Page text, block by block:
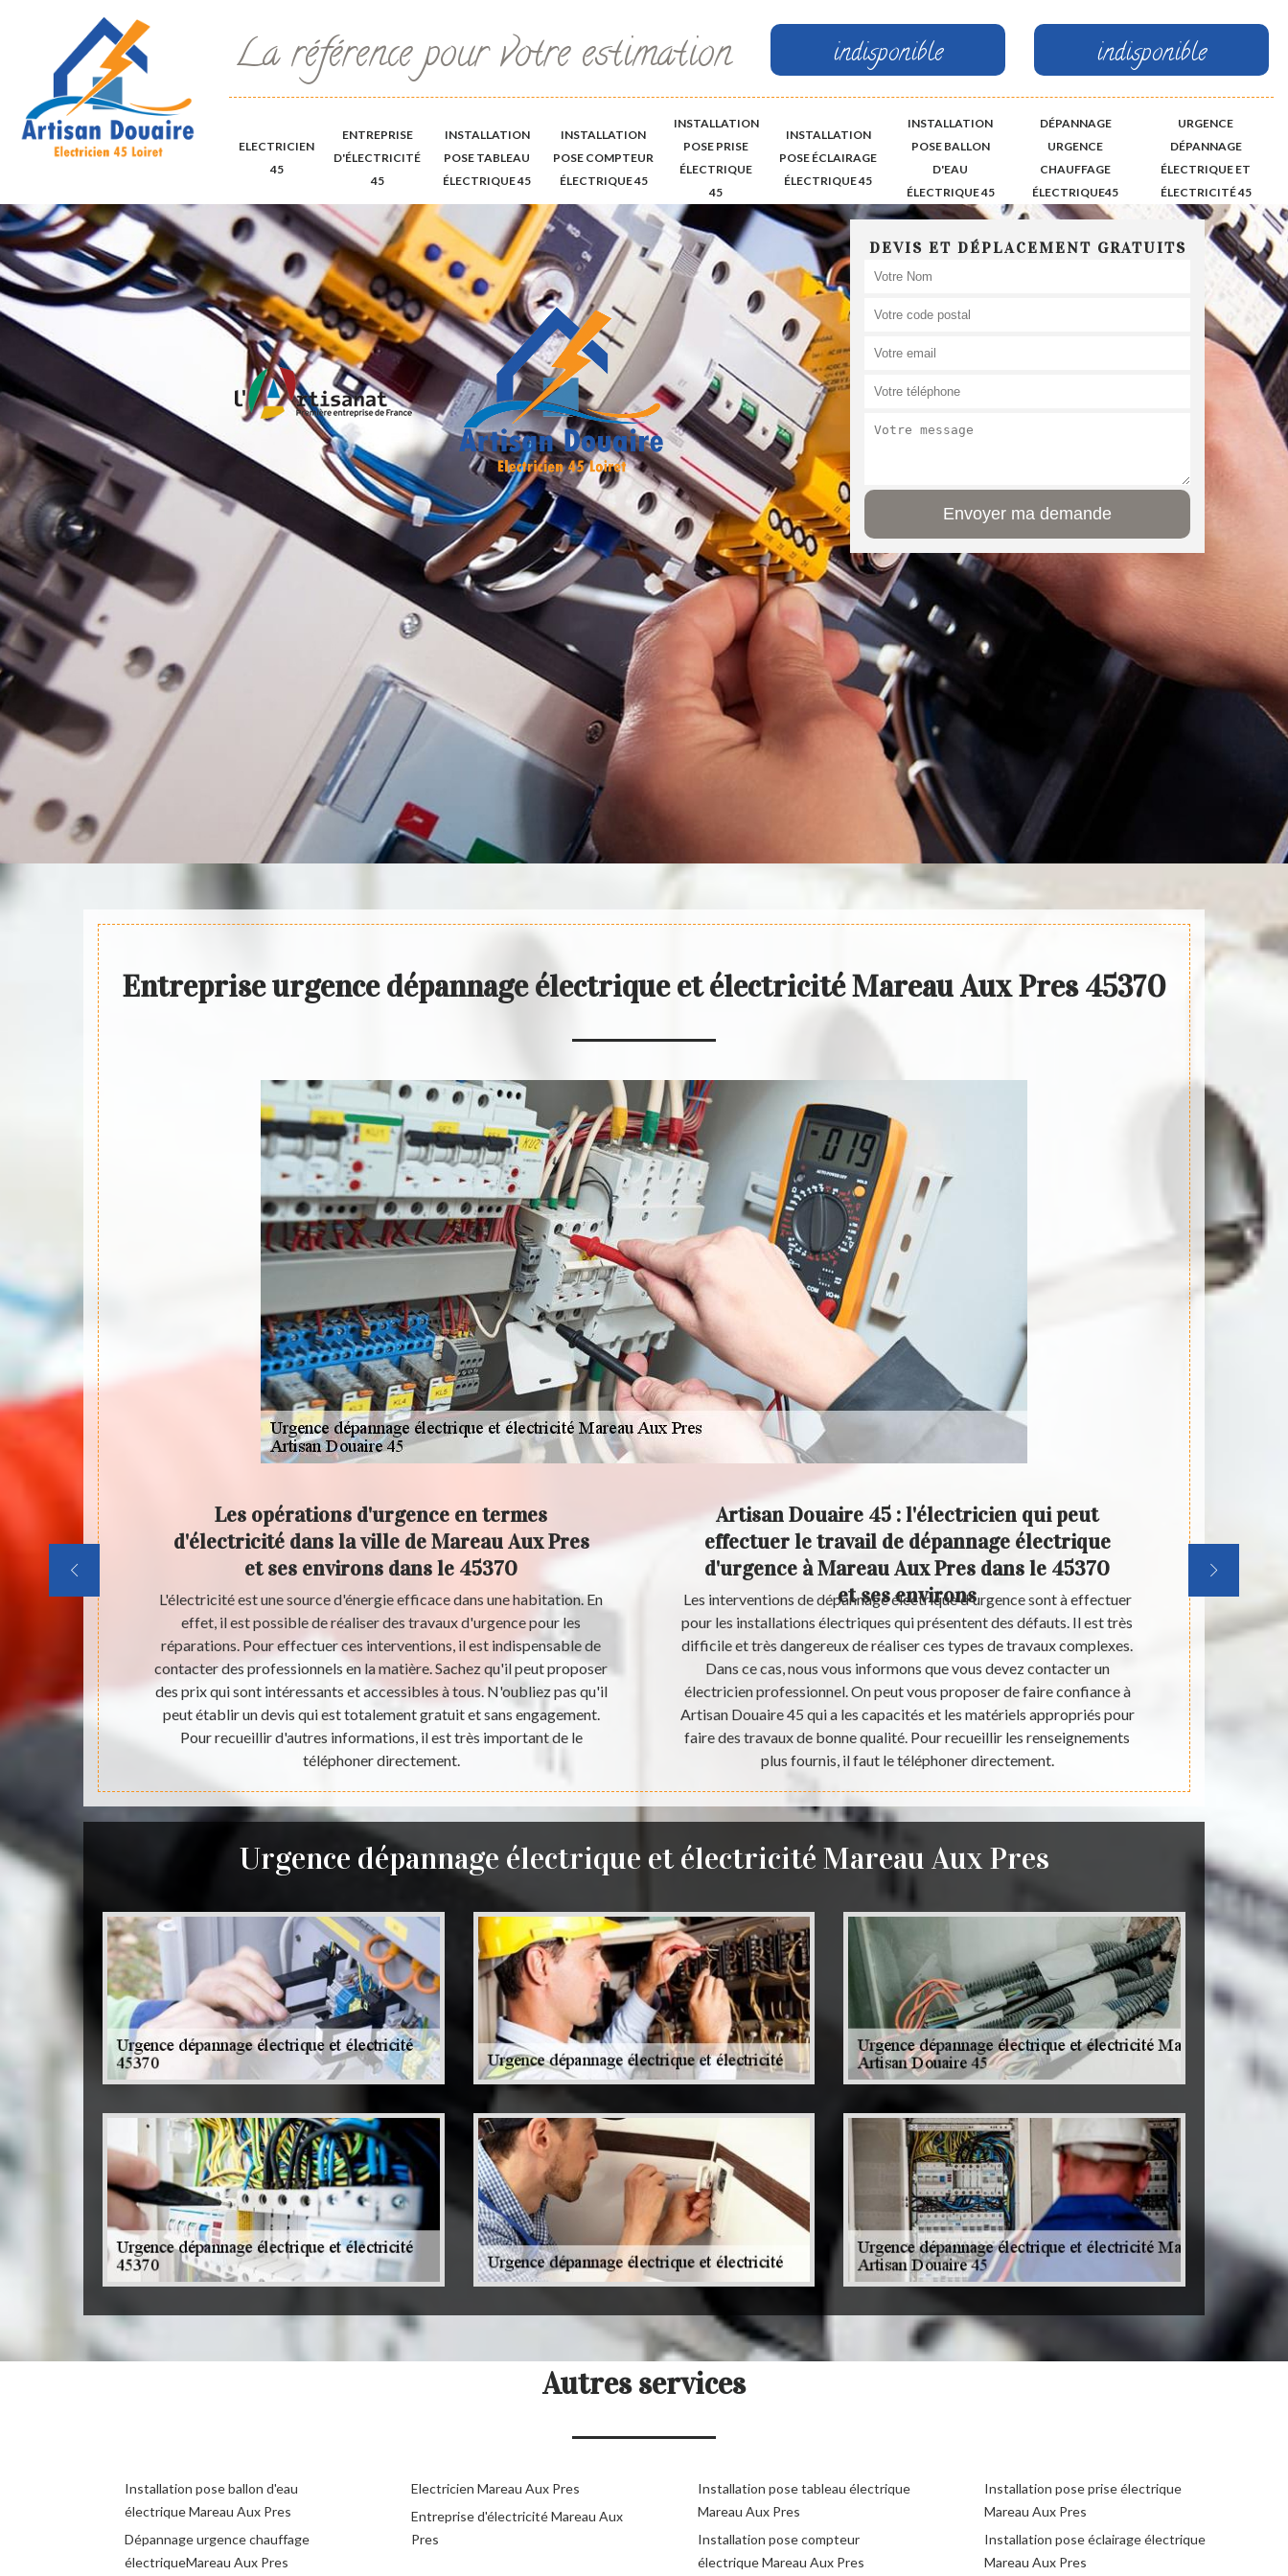
La référence pour votre estimation indisponible indisponible
ELECTRICIEN
45
ENTREPRISE
D'ÉLECTRICITÉ
45
INSTALLATION
POSE TABLEAU
ÉLECTRIQUE 45
INSTALLATION
POSE COMPTEUR
ÉLECTRIQUE 45
INSTALLATION
POSE PRISE
ÉLECTRIQUE
45
INSTALLATION
POSE ÉCLAIRAGE
ÉLECTRIQUE 45
INSTALLATION
POSE BALLON
D'EAU
ÉLECTRIQUE 45
DÉPANNAGE
URGENCE
CHAUFFAGE
ÉLECTRIQUE45
URGENCE
DÉPANNAGE
ÉLECTRIQUE ET
ÉLECTRICITÉ 45
DEVIS ET DÉPLACEMENT GRATUITS
Entreprise urgence dépannage électrique et électricité Mareau Aux Pres 45370
où l'on
de
le
Les opérations d'urgence en termes
d'électricité dans la ville de Mareau Aux Pres
et ses environs dans le 45370
L'électricité est une source d'énergie efficace dans une habitation. En
effet, il est possible de réaliser des travaux d'urgence pour les
réparations. Pour effectuer ces interventions, il est indispensable de
contacter des professionnels en la matière. Sachez qu'il peut proposer
des prix qui sont intéressants et accessibles à tous. N'oubliez pas qu'il
peut établir un devis qui est totalement gratuit et sans engagement.
Pour recueillir d'autres informations, il est très important de le
téléphoner directement.
Artisan Douaire 45 : l'électricien qui peut
effectuer le travail de dépannage électrique
d'urgence à Mareau Aux Pres dans le 45370
et ses environs
Les interventions de dépannage électrique d'urgence sont à effectuer
pour les installations électriques qui présentent des défauts. Il est très
difficile et très dangereux de réaliser ces types de travaux complexes.
Dans ce cas, nous vous informons que vous devez contacter un
électricien professionnel. On peut vous proposer de faire confiance à
Artisan Douaire 45 qui a les capacités et les matériels appropriés pour
faire des travaux de bonne qualité. Pour recueillir les renseignements
plus fournis, il faut le téléphoner directement.
Dans la
maisons
effet, il est
Urgence dépannage électrique et électricité Mareau Aux Pres
Autres services
Installation pose ballon d'eau
électrique Mareau Aux Pres
Dépannage urgence chauffage
électriqueMareau Aux Pres
Electricien Mareau Aux Pres
Entreprise d'électricité Mareau Aux
Pres
Installation pose tableau électrique
Mareau Aux Pres
Installation pose compteur
électrique Mareau Aux Pres
Installation pose prise électrique
Mareau Aux Pres
Installation pose éclairage électrique
Mareau Aux Pres